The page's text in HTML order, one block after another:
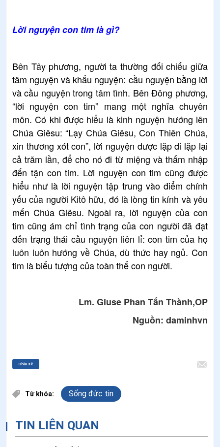
Lời nguyện con tim là gì?
Bên Tây phương, người ta thường đối chiếu giữa
tâm nguyện và khẩu nguyện: cầu nguyện bằng lời
và cầu nguyện trong tâm tình. Bên Đông phương,
“lời nguyện con tim” mang một nghĩa chuyên
môn. Có khi được hiểu là kinh nguyện hướng lên
Chúa Giêsu: “Lạy Chúa Giêsu, Con Thiên Chúa,
xin thương xót con”, lời nguyện được lặp đi lặp lại
cả trăm lần, để cho nó đi từ miệng và thấm nhập
đến tận con tim. Lời nguyện con tim cũng được
hiểu như là lời nguyện tập trung vào điểm chính
yếu của người Kitô hữu, đó là lòng tin kính và yêu
mến Chúa Giêsu. Ngoài ra, lời nguyện của con
tim cũng ám chỉ tình trạng của con người đã đạt
đến trạng thái cầu nguyện liên lỉ: con tim của họ
luôn luôn hướng về Chúa, dù thức hay ngủ. Con
tim là biểu tượng của toàn thể con người.
Lm. Giuse Phan Tấn Thành,OP
Nguồn: daminhvn
Chia sẻ
Từ khóa: Sống đức tin
TIN LIÊN QUAN